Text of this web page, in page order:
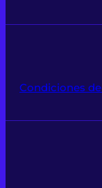
Condiciones